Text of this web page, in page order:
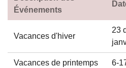
Événements
Vacances d'hiver
23
Vacances de printemps 6-